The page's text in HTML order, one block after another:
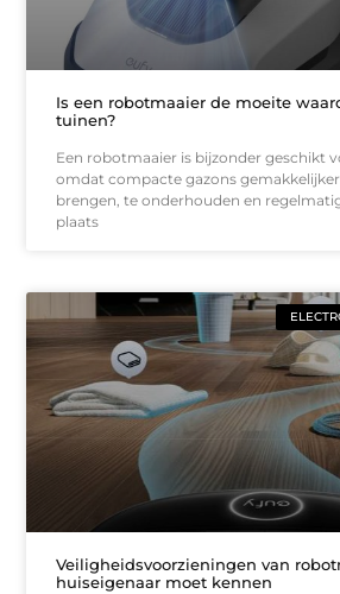
Is een robotmaaier de moeite
tuinen?
Een robotmaaier is bijzonder geschikt
omdat compacte gazons
brengen, te onderhouden en
plaats
Veiligheidsvoorzieningen van
huiseigenaar moet kennen